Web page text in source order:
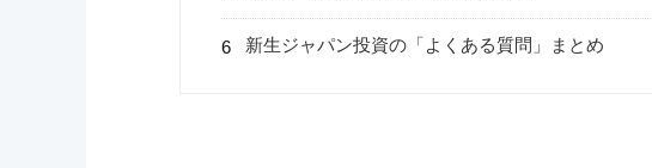
新生ジャパン投資の「よくある質問」まとめ